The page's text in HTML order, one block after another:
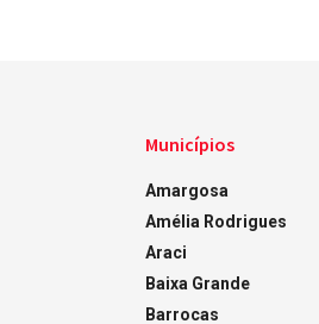
Municípios
Amargosa
Amélia Rodrigues
Araci
Baixa Grande
Barrocas